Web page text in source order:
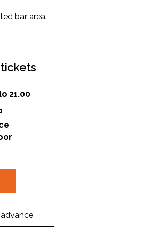
bar area.
21.00